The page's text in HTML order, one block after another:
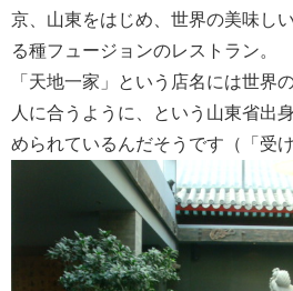
京、山東をはじめ、世界の美味し
る種フュージョンのレストラン。
「天地一家」という店名には世界
人に合うように、という山東省出
められているんだそうです（「受